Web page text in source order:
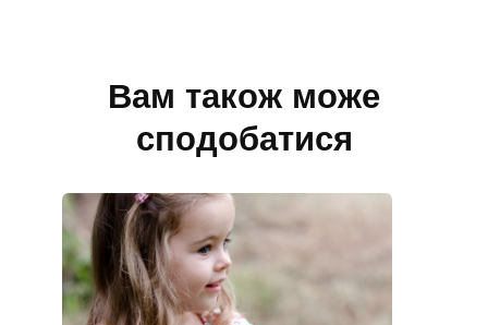
Вам також може
сподобатися